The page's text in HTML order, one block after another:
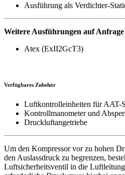
Ausführung als Verdichter-
Weitere Ausführungen auf
Atex (ExII2GcT3)
Verfügbares Zubehör
Luftkontrolleinheiten für AAT-
Kontrollmanometer und
Druckluftangetriebe
Um den Kompressor vor zu hohen
den Auslassdruck zu begrenzen,
Luftsicherheitsventil in die